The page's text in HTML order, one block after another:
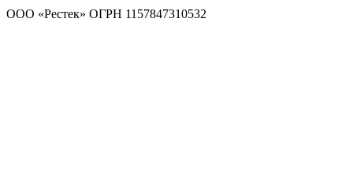
ООО «Рестек» ОГРН 1157847310532